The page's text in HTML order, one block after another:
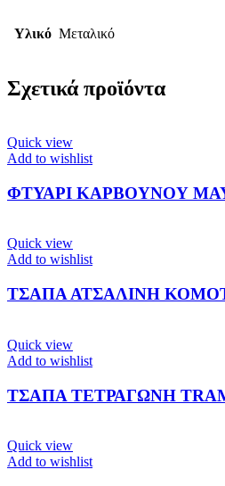
Υλικό Μεταλικό
Σχετικά προϊόντα
Quick view
Add to wishlist
ΦΤΥΑΡΙ ΚΑΡΒΟΥΝΟΥ
Quick view
Add to wishlist
ΤΣΑΠΑ ΑΤΣΑΛΙΝΗ
Quick view
Add to wishlist
ΤΣΑΠΑ ΤΕΤΡΑΓΩΝΗ
Quick view
Add to wishlist